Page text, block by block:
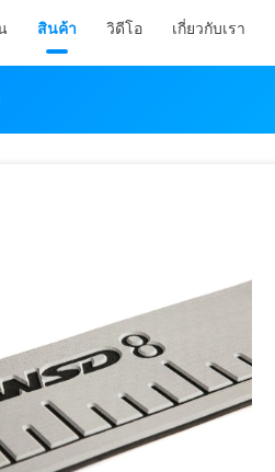
สินค้า วิดีโอ เกี่ยวกับเรา